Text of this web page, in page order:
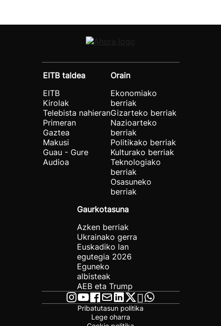
EITB taldea
EITB
Kirolak
Telebista nahieran
Primeran
Gaztea
Makusi
Guau - Gure
Audioa
Orain
Ekonomiako
berriak
Gizarteko berriak
Nazioarteko
berriak
Politikako berriak
Kulturako berriak
Teknologiako
berriak
Osasuneko
berriak
Gaurkotasuna
Azken berriak
Ukrainako gerra
Euskadiko lan
egutegia 2026
Eguneko
albisteak
AEB eta Trump
Pribatutasun politika
Lege oharra